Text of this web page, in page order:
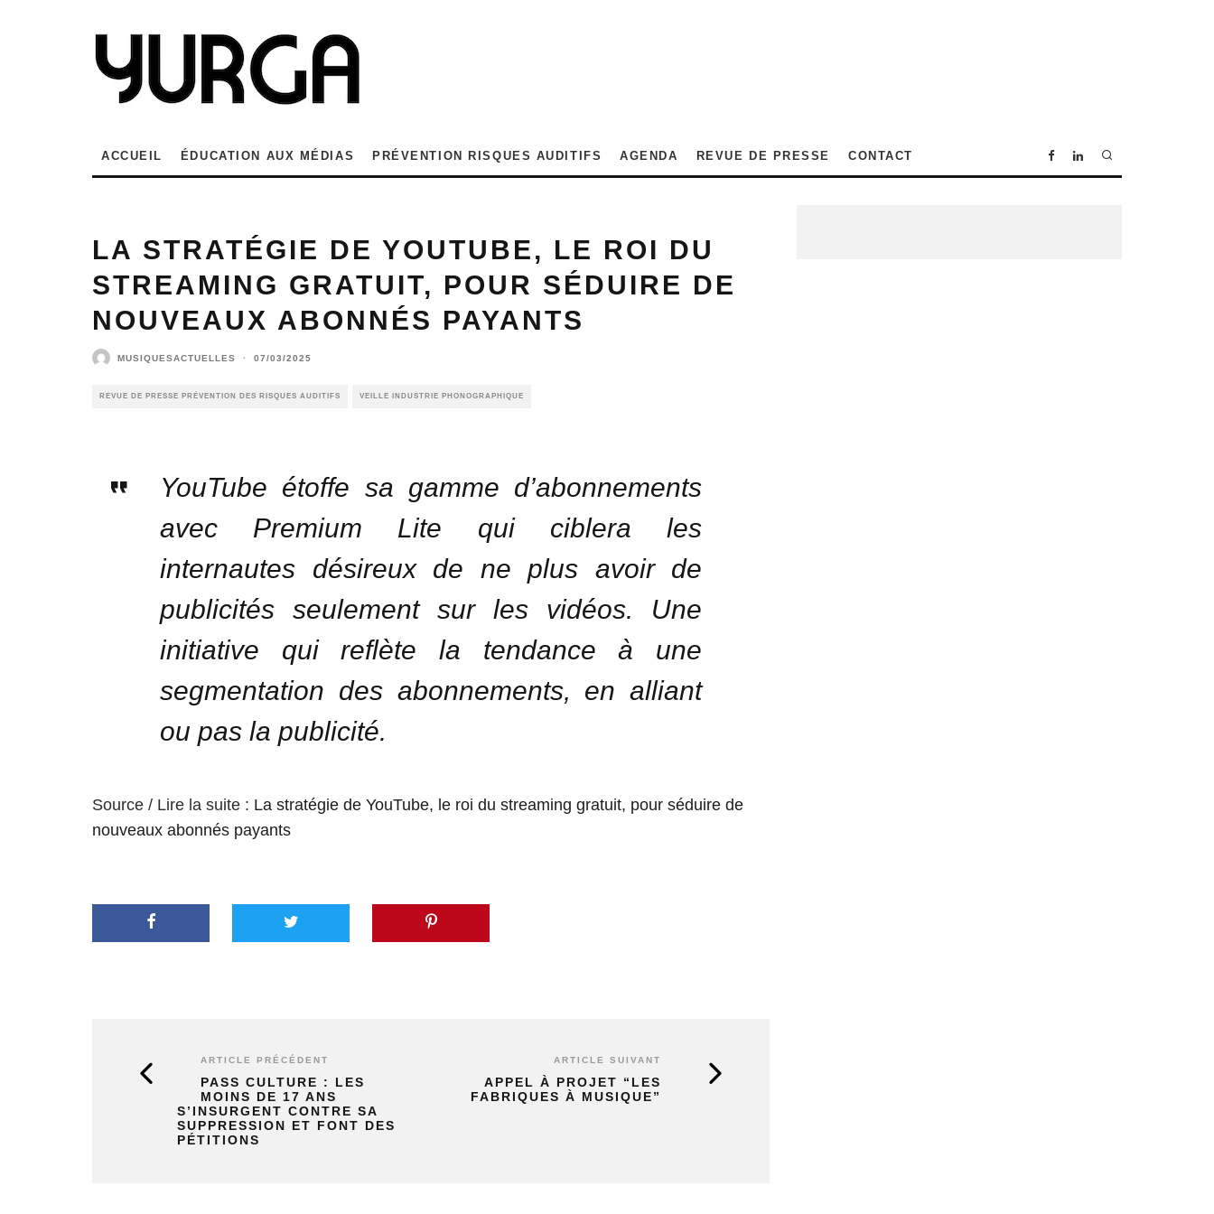
ACCUEIL ÉDUCATION AUX MÉDIAS PRÉVENTION RISQUES AUDITIFS AGENDA REVUE DE PRESSE CONTACT
LA STRATÉGIE DE YOUTUBE, LE ROI DU
STREAMING GRATUIT, POUR SÉDUIRE DE
NOUVEAUX ABONNÉS PAYANTS
MUSIQUESACTUELLES · 07/03/2025
REVUE DE PRESSE PRÉVENTION DES RISQUES AUDITIFS VEILLE INDUSTRIE PHONOGRAPHIQUE
YouTube étoffe sa gamme d’abonnements
avec Premium Lite qui ciblera les
internautes désireux de ne plus avoir de
publicités seulement sur les vidéos. Une
initiative qui reflète la tendance à une
segmentation des abonnements, en alliant
ou pas la publicité.
Source / Lire la suite : La stratégie de YouTube, le roi du streaming gratuit, pour séduire de
nouveaux abonnés payants
ARTICLE PRÉCÉDENT
PASS CULTURE : LES
MOINS DE 17 ANS
S’INSURGENT CONTRE SA
SUPPRESSION ET FONT DES
PÉTITIONS
ARTICLE SUIVANT
APPEL À PROJET “LES
FABRIQUES À MUSIQUE”